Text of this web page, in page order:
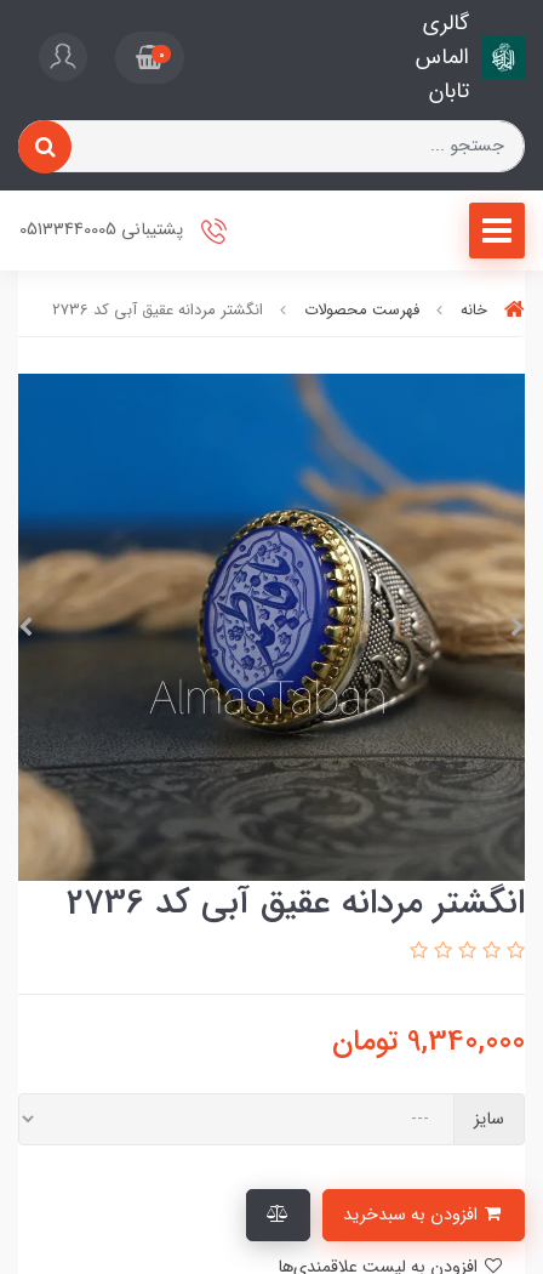
گالری
الماس
تابان
0
پشتیبانی 05133440005
خانه فهرست محصولات انگشتر مردانه عقیق آبی کد 2736
انگشتر مردانه عقیق آبی کد 2736
9,340,000 تومان
سایز